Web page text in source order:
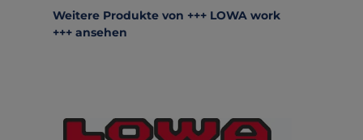
Produktgalerie überspringen
Weitere Produkte von +++ LOWA work
+++ ansehen